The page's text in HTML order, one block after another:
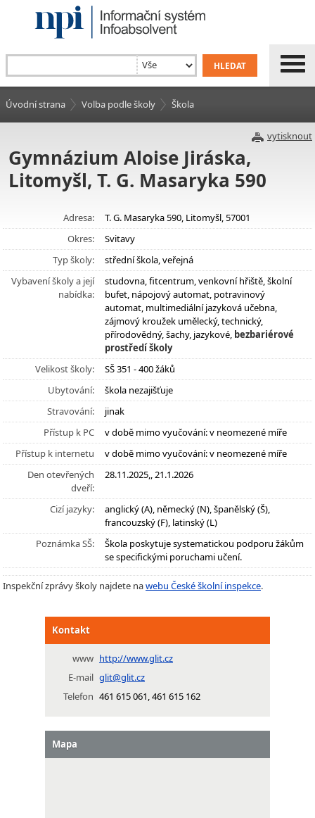
Úvodní strana Volba podle školy Škola
vytisknout
Gymnázium Aloise Jiráska,
Litomyšl, T. G. Masaryka 590
Adresa:
T. G. Masaryka 590, Litomyšl, 57001
Okres:
Svitavy
Typ školy:
střední škola, veřejná
Vybavení školy a její
nabídka:
studovna, fitcentrum, venkovní hřiště, školní
bufet, nápojový automat, potravinový
automat, multimediální jazyková učebna,
zájmový kroužek umělecký, technický,
přírodovědný, šachy, jazykové, bezbariérové
prostředí školy
Velikost školy:
SŠ 351 - 400 žáků
Ubytování:
škola nezajišťuje
Stravování:
jinak
Přístup k PC
v době mimo vyučování: v neomezené míře
Přístup k internetu
v době mimo vyučování: v neomezené míře
Den otevřených
dveří:
28.11.2025,, 21.1.2026
Cizí jazyky:
anglický (A), německý (N), španělský (Š),
francouzský (F), latinský (L)
Poznámka SŠ:
Škola poskytuje systematickou podporu žákům
se specifickými poruchami učení.
Inspekční zprávy školy najdete nawebu České školní inspekce.
Kontakt
www http://www.glit.cz
E-mail glit@glit.cz
Telefon 461 615 061, 461 615 162
Mapa